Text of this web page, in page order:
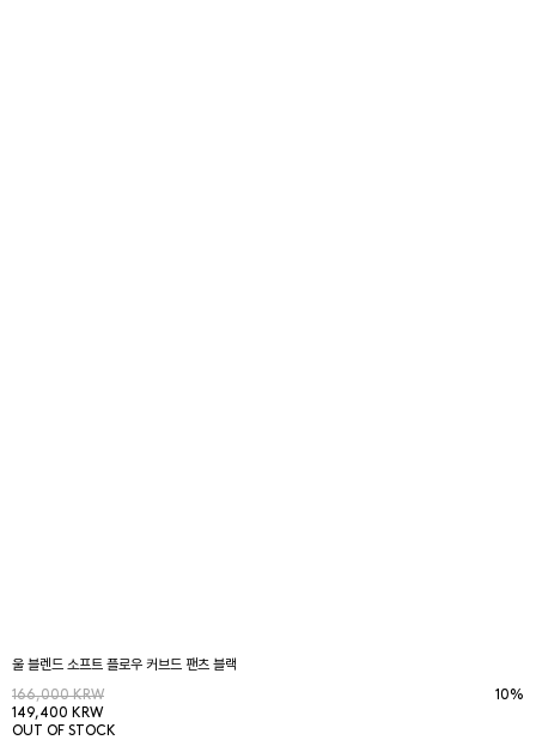
울 블렌드 소프트 플로우 커브드 팬츠 블랙
166,000 KRW
149,400 KRW
10%
OUT OF STOCK